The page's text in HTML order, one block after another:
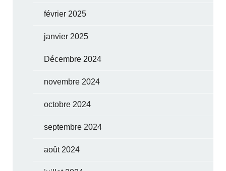
février 2025
janvier 2025
Décembre 2024
novembre 2024
octobre 2024
septembre 2024
août 2024